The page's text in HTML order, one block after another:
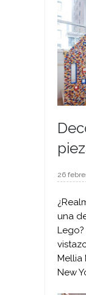
26
una
Mellia
New